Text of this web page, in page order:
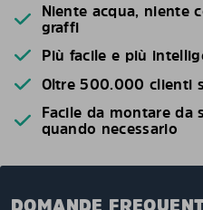
Niente acqua, niente
graffi
Più facile e più
Oltre 500.000 clienti
Facile da montare da
quando necessario